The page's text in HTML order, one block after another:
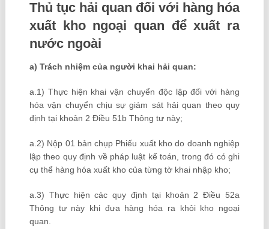
Thủ tục hải quan đối với hàng hóa
xuất kho ngoại quan để xuất ra
nước ngoài
a) Trách nhiệm của người khai hải quan:
a.1) Thực hiện khai vận chuyển độc lập đối với hàng
hóa vận chuyển chịu sự giám sát hải quan theo quy
định tại khoản 2 Điều 51b Thông tư này;
a.2) Nộp 01 bản chụp Phiếu xuất kho do doanh nghiệp
lập theo quy định về pháp luật kế toán, trong đó có ghi
cụ thể hàng hóa xuất kho của từng tờ khai nhập kho;
a.3) Thực hiện các quy định tại khoản 2 Điều 52a
Thông tư này khi đưa hàng hóa ra khỏi kho ngoại
quan.